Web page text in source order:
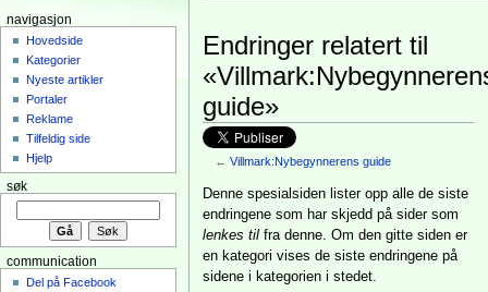
Endringer relatert til
guide»
←Villmark:Nybegynnerens guide
Denne spesialsiden lister opp alle de siste
endringene som har skjedd på sider som
lenkes til fra denne. Om den gitte siden er
en kategori vises de siste endringene på
sidene i kategorien i stedet.
navigasjon
Hovedside
Kategorier
Nyeste artikler
Portaler
Reklame
Tilfeldig side
Hjelp
søk
communication
Del på Facebook